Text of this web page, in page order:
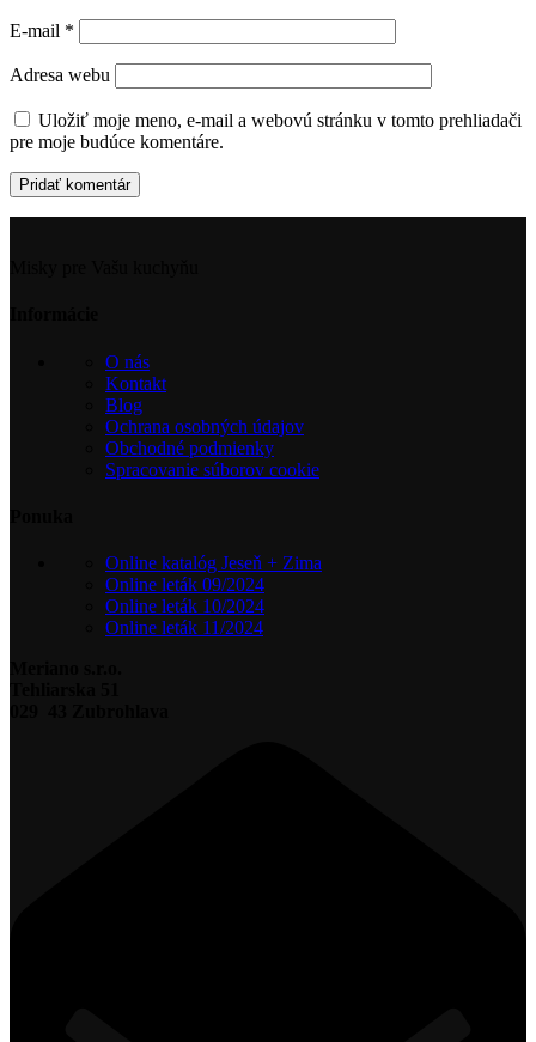
E-mail *
Adresa webu
Uložiť moje meno, e-mail a webovú stránku v tomto prehliadači
pre moje budúce komentáre.
O nás
Kontakt
Blog
Ochrana osobných údajov
Obchodné podmienky
Spracovanie súborov cookie
Online katalóg Jeseň + Zima
Online leták 09/2024
Online leták 10/2024
Online leták 11/2024